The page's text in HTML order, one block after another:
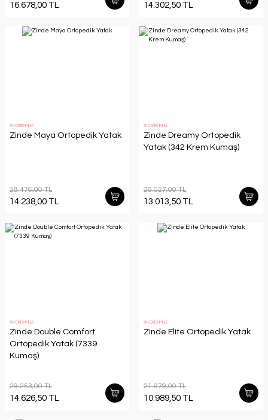
16.678,00 TL 14.302,50 TL
İNDİRİMLİ
Zinde Maya Ortopedik Yatak
28.476,00 TL
14.238,00 TL
İNDİRİMLİ
Zinde Dreamy Ortopedik
Yatak (342 Krem Kumaş)
26.027,00 TL
13.013,50 TL
İNDİRİMLİ
Zinde Double Comfort
Ortopedik Yatak (7339
Kumaş)
29.253,00 TL
14.626,50 TL
İNDİRİMLİ
Zinde Elite Ortopedik Yatak
21.979,00 TL
10.989,50 TL